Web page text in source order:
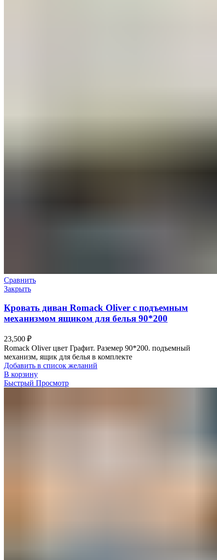
Сравнить
Закрыть
Кровать диван Romack Oliver с подъемным
механизмом ящиком для белья 90*200
23,500 ₽
Romack Oliver цвет Графит. Раземер 90*200. подъемный
механизм, ящик для белья в комплекте
Добавить в список желаний
В корзину
Быстрый Просмотр